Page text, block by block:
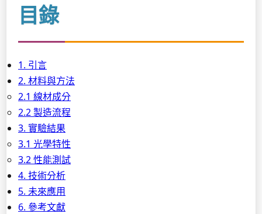
目錄
1. 引言
2. 材料與方法
2.1 線材成分
2.2 製造流程
3. 實驗結果
3.1 光學特性
3.2 性能測試
4. 技術分析
5. 未來應用
6. 參考文獻